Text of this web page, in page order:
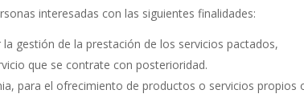
interesadas con las siguientes finalidades:
la gestión de la prestación de los servicios pactados,
que se contrate con posterioridad.
para el ofrecimiento de productos o servicios propios